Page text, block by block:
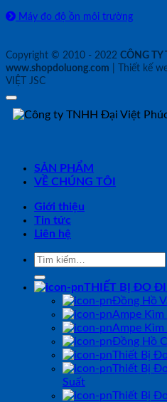
Máy đo độ ồn môi trường
Copyright © 2010 - 2022 CÔNG
www.shopdoluong.com | Thiết kế
VIỆT JSC
SẢN PHẨM
VỀ CHÚNG TÔI
Giới thiệu
Tin tức
Liên hệ
Tìm
THIẾT BỊ ĐO
Đồng Hồ
Ampe Kìm
Ampe Kìm
Đồng Hồ
Thiết Bị
Thiết Bị
Suất
Thiết Bị